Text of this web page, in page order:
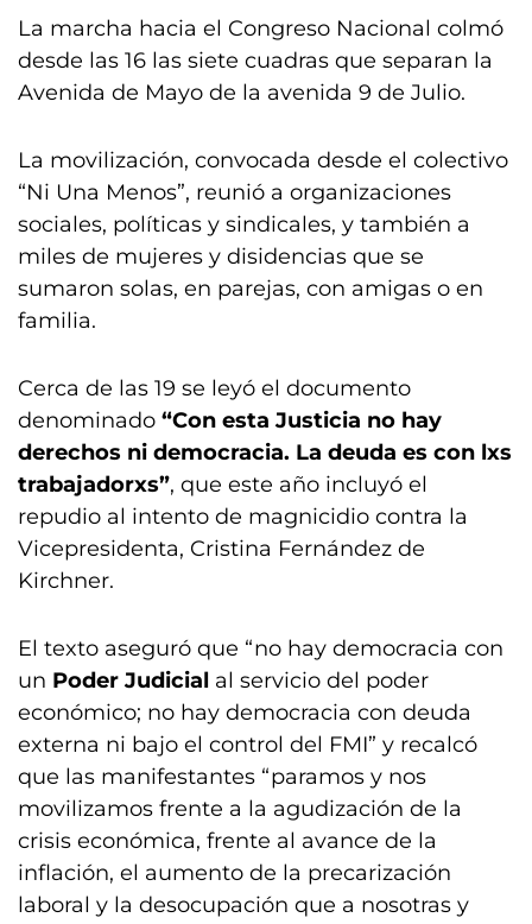
La marcha hacia el Congreso Nacional colmó
desde las 16 las siete cuadras que separan la
Avenida de Mayo de la avenida 9 de Julio.
La movilización, convocada desde el colectivo
“Ni Una Menos”, reunió a organizaciones
sociales, políticas y sindicales, y también a
miles de mujeres y disidencias que se
sumaron solas, en parejas, con amigas o en
familia.
Cerca de las 19 se leyó el documento
denominado “Con esta Justicia no hay
derechos ni democracia. La deuda es con lxs
trabajadorxs”, que este año incluyó el
repudio al intento de magnicidio contra la
Vicepresidenta, Cristina Fernández de
Kirchner.
El texto aseguró que “no hay democracia con
un Poder Judicial al servicio del poder
económico; no hay democracia con deuda
externa ni bajo el control del FMI” y recalcó
que las manifestantes “paramos y nos
movilizamos frente a la agudización de la
crisis económica, frente al avance de la
inflación, el aumento de la precarización
laboral y la desocupación que a nosotras y